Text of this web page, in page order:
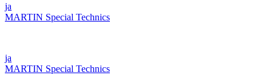
ja
MARTIN Special Technics
ja
MARTIN Special Technics